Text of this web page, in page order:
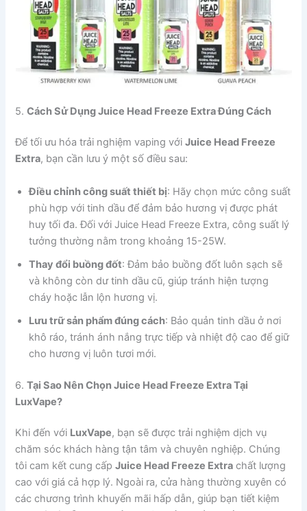
5.Cách Sử Dụng Juice Head Freeze Extra Đúng Cách
Để tối ưu hóa trải nghiệm vaping vớiJuice Head Freeze
Extra, bạn cần lưu ý một số điều sau:
Điều chỉnh công suất thiết bị: Hãy chọn mức công suất
phù hợp với tinh dầu để đảm bảo hương vị được phát
huy tối đa. Đối với Juice Head Freeze Extra, công suất lý
tưởng thường nằm trong khoảng 15-25W.
Thay đổi buồng đốt: Đảm bảo buồng đốt luôn sạch sẽ
và không còn dư tinh dầu cũ, giúp tránh hiện tượng
cháy hoặc lẫn lộn hương vị.
Lưu trữ sản phẩm đúng cách: Bảo quản tinh dầu ở nơi
khô ráo, tránh ánh nắng trực tiếp và nhiệt độ cao để giữ
cho hương vị luôn tươi mới.
6.Tại Sao Nên Chọn Juice Head Freeze Extra Tại
LuxVape?
Khi đến với LuxVape, bạn sẽ được trải nghiệm dịch vụ
chăm sóc khách hàng tận tâm và chuyên nghiệp. Chúng
tôi cam kết cung cấpJuice Head Freeze Extra chất lượng
cao với giá cả hợp lý. Ngoài ra, cửa hàng thường xuyên có
các chương trình khuyến mãi hấp dẫn, giúp bạn tiết kiệm